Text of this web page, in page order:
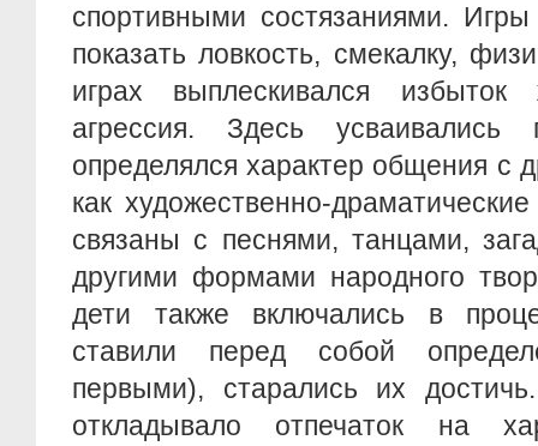
спортивными состязаниями.
показать ловкость, смекалку,
играх выплескивался избыток
агрессия. Здесь усваивались
определялся характер общения с
как художественно-
связаны с песнями, танцами,
другими формами народного
дети также включались в
ставили перед собой
первыми), старались их
откладывало отпечаток на